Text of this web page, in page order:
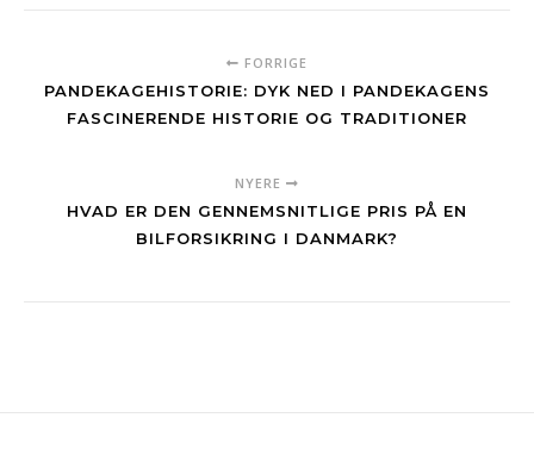
FORRIGE
PANDEKAGEHISTORIE: DYK NED I PANDEKAGENS
FASCINERENDE HISTORIE OG TRADITIONER
NYERE
HVAD ER DEN GENNEMSNITLIGE PRIS PÅ EN
BILFORSIKRING I DANMARK?